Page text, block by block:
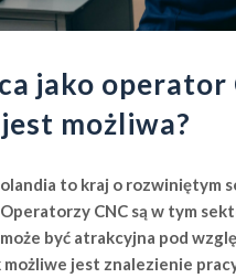
jako operator
możliwa?
olandia to kraj o rozwiniętym
Operatorzy CNC są w tym
może być atrakcyjna pod
możliwe jest znalezienie